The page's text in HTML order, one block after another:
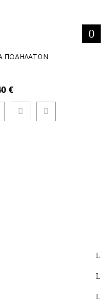
ΠΟΔΗΛΑΤΩΝ
€